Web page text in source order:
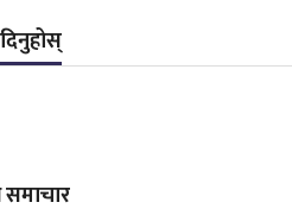
दिनुहोस्